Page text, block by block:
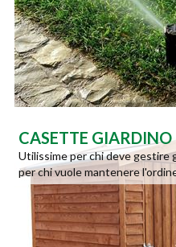
CASETTE GIARDINO
Utilissime per chi deve gestire
per chi vuole mantenere